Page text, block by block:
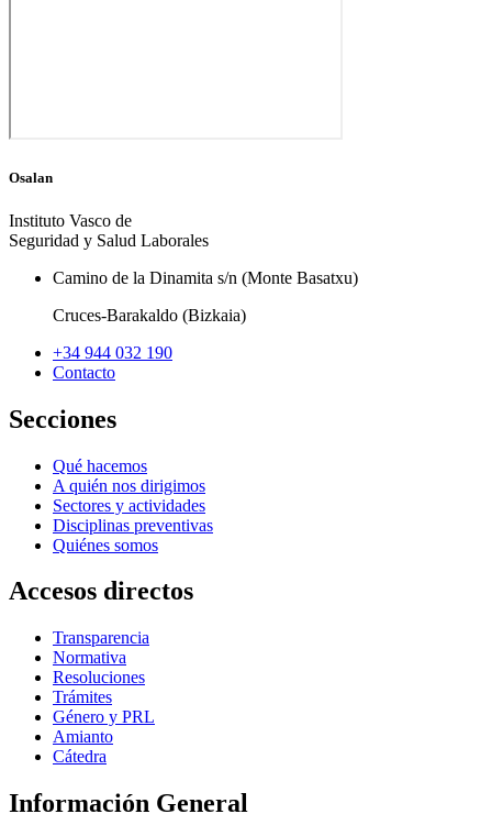
Osalan
Instituto Vasco de
Seguridad y Salud Laborales
Camino de la Dinamita s/n (Monte Basatxu)
Cruces-Barakaldo (Bizkaia)
+34 944 032 190
Contacto
Secciones
Qué hacemos
A quién nos dirigimos
Sectores y actividades
Disciplinas preventivas
Quiénes somos
Accesos directos
Transparencia
Normativa
Resoluciones
Trámites
Género y PRL
Amianto
Cátedra
Información General